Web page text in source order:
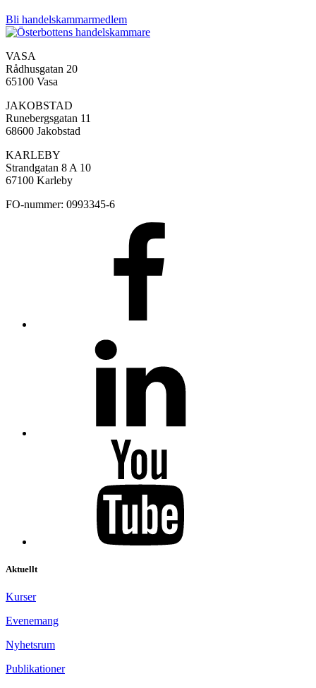
Bli handelskammarmedlem
VASA
Rådhusgatan 20
65100 Vasa
JAKOBSTAD
Runebergsgatan 11
68600 Jakobstad
KARLEBY
Strandgatan 8 A 10
67100 Karleby
FO-nummer: 0993345-6
Aktuellt
Kurser
Evenemang
Nyhetsrum
Publikationer